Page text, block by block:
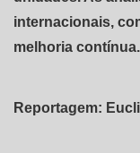
internacionais,
melhoria contínua.
Reportagem: